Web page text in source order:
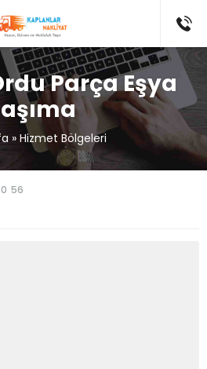
Parça Eşya
» Hizmet Bölgeleri
0 56